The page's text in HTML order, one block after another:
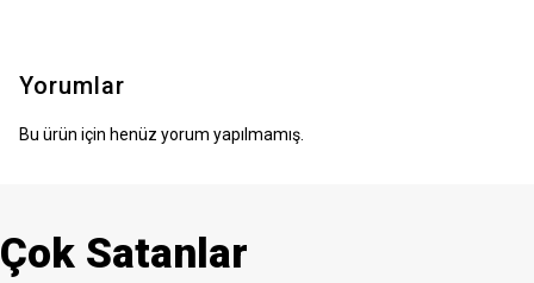
Yorumlar
Bu ürün için henüz yorum yapılmamış.
Çok Satanlar